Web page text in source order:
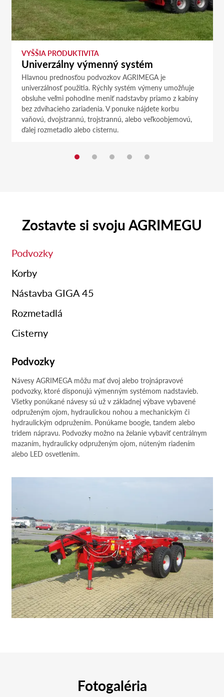
VYŠŠIA PRODUKTIVITA
Univerzálny výmenný systém
Hlavnou prednosťou podvozkov AGRIMEGA je
univerzálnosť použitia. Rýchly systém výmeny umožňuje
obsluhe veľmi pohodlne meniť nadstavby priamo z kabíny
bez zdvíhacieho zariadenia. V ponuke nájdete korbu
vaňovú, dvojstrannú, trojstrannú, alebo veľkoobjemovú,
ďalej rozmetadlo alebo cisternu.
Zostavte si svoju AGRIMEGU
Podvozky
Korby
Nástavba GIGA 45
Rozmetadlá
Cisterny
Podvozky
Návesy AGRIMEGA môžu mať dvoj alebo trojnápravové
podvozky, ktoré disponujú výmenným systémom nadstavieb.
Všetky ponúkané návesy sú už v základnej výbave vybavené
odpruženým ojom, hydraulickou nohou a mechanickým či
hydraulickým odpružením. Ponúkame boogie, tandem alebo
tridem nápravu. Podvozky možno na želanie vybaviť centrálnym
mazaním, hydraulicky odpruženým ojom, núteným riadením
alebo LED osvetlením.
Přejít na rozmetadla MEGA
Přejít na cisterny MEGA
Fotogaléria